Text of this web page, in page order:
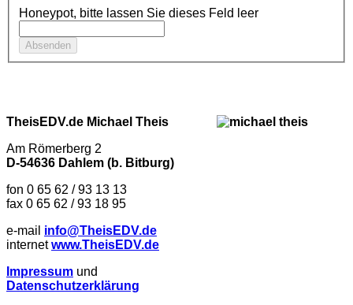
Honeypot, bitte lassen Sie dieses Feld leer
TheisEDV.de Michael Theis
Am Römerberg 2
D-54636 Dahlem (b. Bitburg)
fon 0 65 62 / 93 13 13
fax 0 65 62 / 93 18 95
e-mail info@TheisEDV.de
internetwww.TheisEDV.de
Impressum und
Datenschutzerklärung